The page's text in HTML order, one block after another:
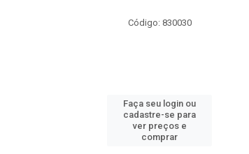
Código: 830030
Faça seu login ou
cadastre-se para
ver preços e
comprar